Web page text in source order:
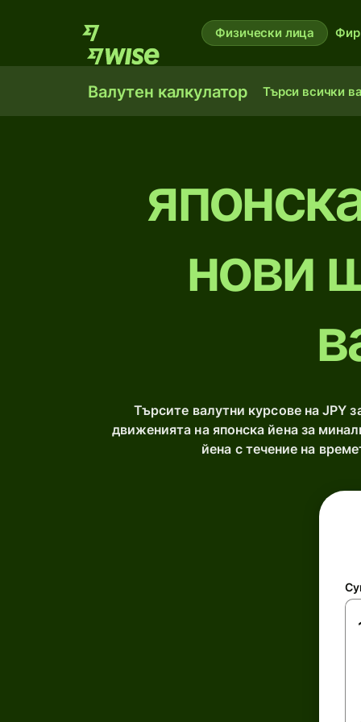
Физически лица
Валутен калкулатор Търси всички
нови
Търсите валутни курсове на JPY
движенията на японска йена за
йена с течение на